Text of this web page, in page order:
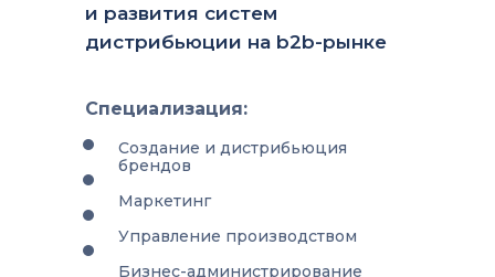
и развития систем
дистрибьюции на b2b-рынке
Специализация:
Создание и дистрибьюция
брендов
Маркетинг
Управление производством
Бизнес-администрирование